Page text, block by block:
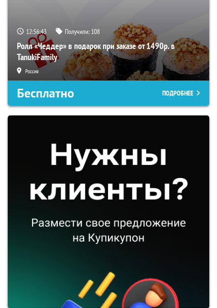
12:56:43 Получили: 108
Ролл «Чеддер» в подарок при заказе от 1490р. в
TanukiFamily
Россия
Бесплатно ПОДРОБНЕЕ